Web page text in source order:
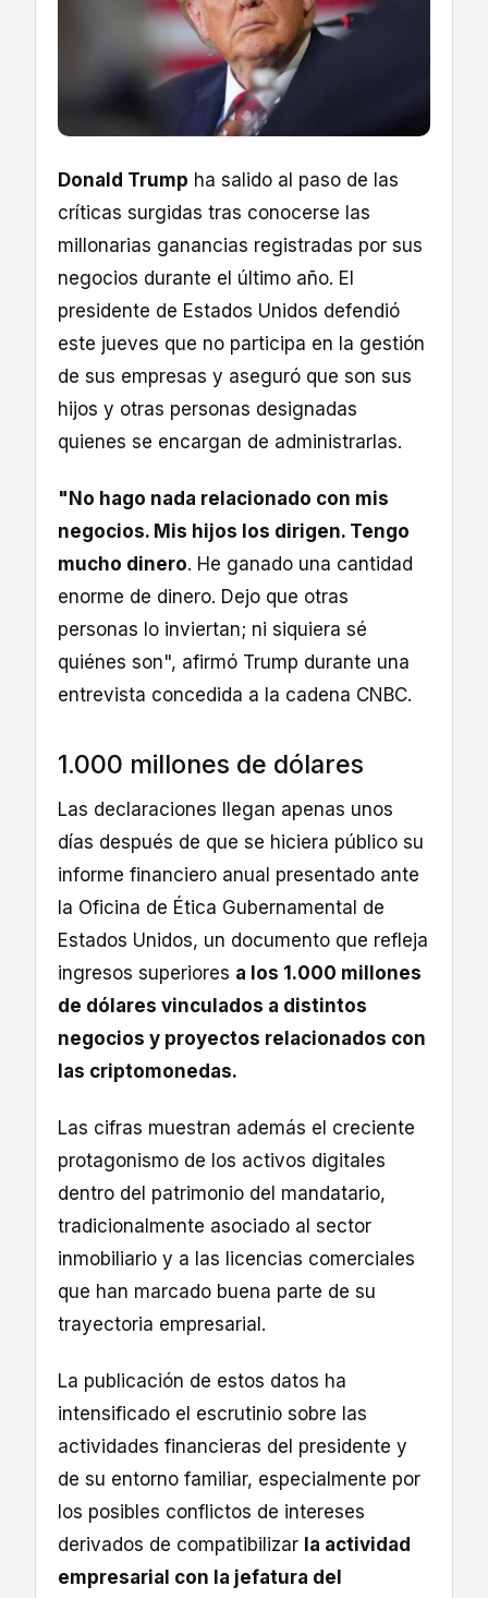
Donald Trump ha salido al paso de las
críticas surgidas tras conocerse las
millonarias ganancias registradas por sus
negocios durante el último año. El
presidente de Estados Unidos defendió
este jueves que no participa en la gestión
de sus empresas y aseguró que son sus
hijos y otras personas designadas
quienes se encargan de administrarlas.
"No hago nada relacionado con mis
negocios. Mis hijos los dirigen. Tengo
mucho dinero. He ganado una cantidad
enorme de dinero. Dejo que otras
personas lo inviertan; ni siquiera sé
quiénes son", afirmó Trump durante una
entrevista concedida a la cadena CNBC.
1.000 millones de dólares
Las declaraciones llegan apenas unos
días después de que se hiciera público su
informe financiero anual presentado ante
la Oficina de Ética Gubernamental de
Estados Unidos, un documento que refleja
ingresos superiores a los 1.000 millones
de dólares vinculados a distintos
negocios y proyectos relacionados con
las criptomonedas.
Las cifras muestran además el creciente
protagonismo de los activos digitales
dentro del patrimonio del mandatario,
tradicionalmente asociado al sector
inmobiliario y a las licencias comerciales
que han marcado buena parte de su
trayectoria empresarial.
La publicación de estos datos ha
intensificado el escrutinio sobre las
actividades financieras del presidente y
de su entorno familiar, especialmente por
los posibles conflictos de intereses
derivados de compatibilizar la actividad
empresarial con la jefatura del